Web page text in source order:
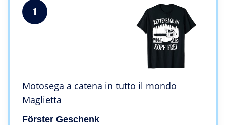
1
Motosega a catena in tutto il mondo
Maglietta
Förster Geschenk